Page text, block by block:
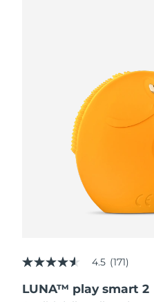
4.5
of
4.5 (171)
LUNA™ play smart 2